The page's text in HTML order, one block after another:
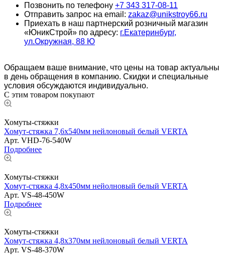
Позвонить по телефону +7 343 317-08-11
Отправить запрос на email: zakaz@unikstroy66.ru
Приехать в наш партнерский розничный магазин
«ЮникСтрой» по адресу: г.Екатеринбург,
ул.Окружная, 88 Ю
Обращаем ваше внимание, что цены на товар актуальны
в день обращения в компанию. Скидки и специальные
условия обсуждаются индивидуально.
С этим товаром покупают
Хомуты-стяжки
Хомут-стяжка 7,6х540мм нейлоновый белый VERTA
Арт. VHD-76-540W
Подробнее
Хомуты-стяжки
Хомут-стяжка 4,8х450мм нейолновый белый VERTA
Арт. VS-48-450W
Подробнее
Хомуты-стяжки
Хомут-стяжка 4,8х370мм нейлоновый белый VERTA
Арт. VS-48-370W